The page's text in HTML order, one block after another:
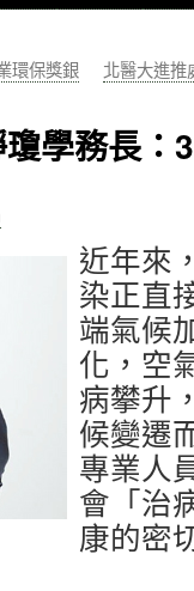
環保獎銀
北醫大進推
瓊學務長
近年來
染正直
端氣候
化，空
病攀升
候變遷
專業人
會「治
康的密